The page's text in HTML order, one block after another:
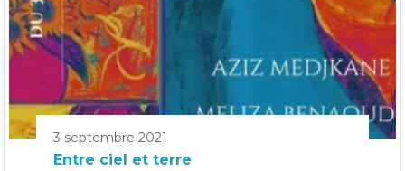
3 septembre 2021
Entre ciel et terre